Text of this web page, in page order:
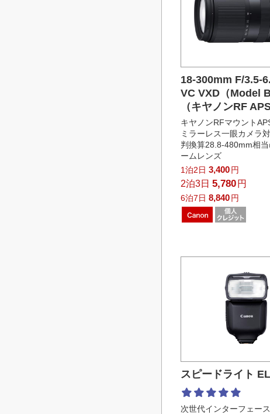
18-300mm F/3.5-
VC VXD（Model
（キヤノンRF
キヤノンRFマウント
ミラーレス一眼カメラ
判換算28.8-480mm相
ームレンズ
1泊2日 3,400円
2泊3日 5,780 円
6泊7日 8,840円
スピードライト
次世代インターフェー